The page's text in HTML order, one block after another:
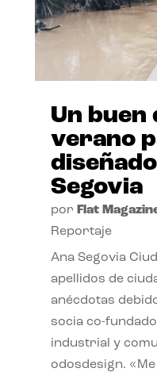
Un buen
verano
Segovia
por Flat
Reportaje
Ana Segovia
apellidos de
anécdotas
socia co-
industrial y
odosdesign.